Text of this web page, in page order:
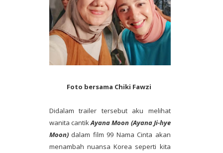
Foto bersama Chiki Fawzi
Didalam trailer tersebut aku melihat
wanita cantikAyana Moon (Ayana Ji-hye
Moon) dalam film 99 Nama Cinta akan
menambah nuansa Korea seperti kita